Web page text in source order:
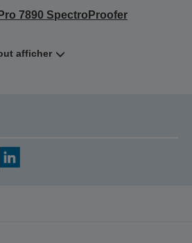
7890 SpectroProofer
afficher